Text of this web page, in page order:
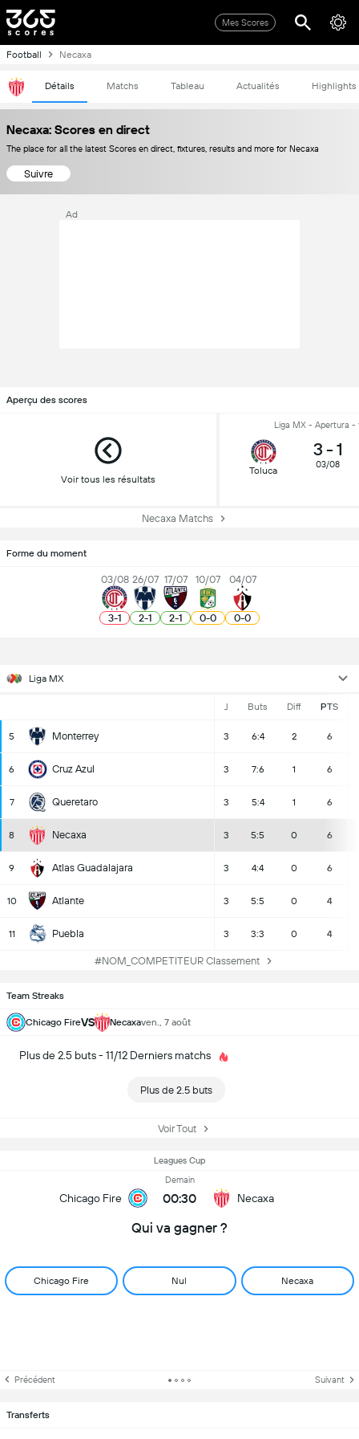
Mes Scores
Football Necaxa
Détails Matchs Tableau Actualités Highlights
Necaxa: Scores en direct
The place for all the latest Scores en direct, fixtures, results and more for Necaxa
Suivre
Ad
Aperçu des scores
Voir tous les résultats
Liga MX - Apertura -
Toluca
3 - 1
03/08
Necaxa Matchs
Forme du moment
03/08
3-1
26/07
2-1
17/07
2-1
10/07
0-0
04/07
0-0
Liga MX
J Buts Diff PTS
5 Monterrey 3 6:4 2 6
6 Cruz Azul 3 7:6 1 6
7 Queretaro 3 5:4 1 6
8 Necaxa 3 5:5 0 6
9 Atlas Guadalajara 3 4:4 0 6
10 Atlante 3 5:5 0 4
11 Puebla 3 3:3 0 4
#NOM_COMPETITEUR Classement
Team Streaks
Chicago FireVS Necaxaven., 7 août
Plus de 2.5 buts - 11/12 Derniers matchs
Plus de 2.5 buts
Voir Tout
Leagues Cup
Chicago Fire
Demain
00:30 Necaxa
Qui va gagner ?
Chicago Fire Nul Necaxa
Précédent Suivant
Transferts